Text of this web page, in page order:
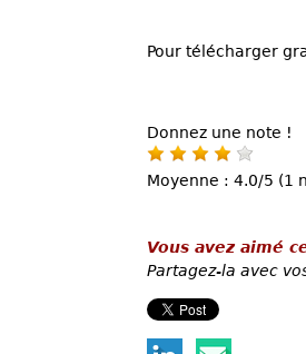
Pour télécharger
Donnez une note !
Moyenne : 4.0/5 (1
Vous avez aimé
Partagez-la avec